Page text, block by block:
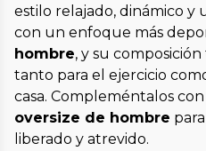
estilo relajado, dinámico y
con un enfoque más
hombre, y su
tanto para el ejercicio
casa. Compleméntalos
oversize de hombre
liberado y atrevido.